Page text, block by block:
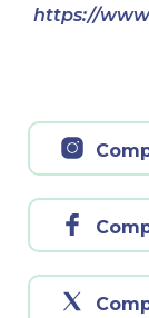
https://